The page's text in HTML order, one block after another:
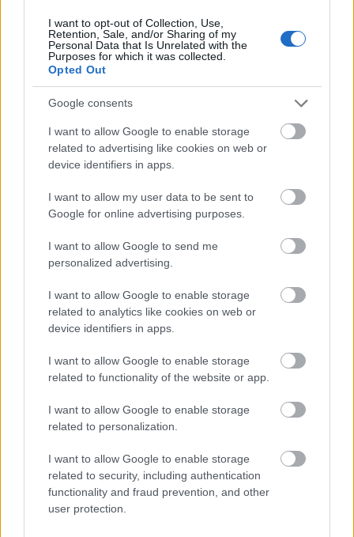
I want to opt-out of Collection, Use,
Retention, Sale, and/or Sharing of my
Personal Data that Is Unrelated with the
Purposes for which it was collected.
Opted Out
Google consents
I want to allow Google to enable storage
related to advertising like cookies on web or
device identifiers in apps.
I want to allow my user data to be sent to
Google for online advertising purposes.
I want to allow Google to send me
personalized advertising.
I want to allow Google to enable storage
related to analytics like cookies on web or
device identifiers in apps.
I want to allow Google to enable storage
related to functionality of the website or app.
I want to allow Google to enable storage
related to personalization.
I want to allow Google to enable storage
related to security, including authentication
functionality and fraud prevention, and other
user protection.
Szokták mondani, amíg nem nézted meg
vászonról, valójában nem is láttad a filmet. Bár
erősen túlzónak és sznobnak tartom ezt a
megállapítást, ebben az esetben tényleg van benne
valami. Hiába ismertem alaposan, moziban
az arcok és a
fekete szín filmje. Mindig óriási élmény ezt a
hihetetlen színészgárdát figyelni, ám az alakításaik
finomságai csak ekkora méretben bontakozhatnak
igazán. Az átható tekintetek, az apró arcrándulások,
a finom gesztusok fontosabbak a párbeszédeknél és
a moziban sokkal erőteljesebben kidomborodnak.
Már önmagában emiatt is érdemes lenne
elzarándokolni egy vetítésre, de még ott a másik
árnyékban vannak az arcok, de az egész filmet a
fekete szín uralja, csodálatosan kiegészülve némi
barnával. Még a napfényes jelenetek, a narancsok
azért, mert alul lennének világítva, a fekete
mindenhol ott lappang és mindennel keveredik. Ez
az egyszerre elegáns, tragikus és fenséges fény- és
színvilág kivetítve valósággal bemászik az ember
bőre alá. Emiatt sokkal masszívabbnak éreztem a
film hangulatát és most először vizuálisan is durván
lehengerelt.
: Említsük meg azt is, hogy a felújított változatban
a hangsávot is baromi jól felturbózták. Még a